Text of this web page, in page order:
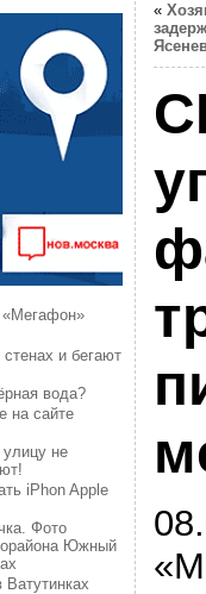
и бегают
вода?
на сайте
не
iPhon Apple
Фото
Южный
Ватутинках
«